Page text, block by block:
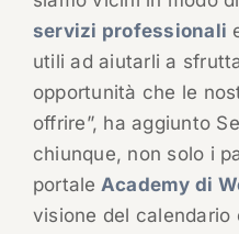
servizi professionali
utili ad aiutarli a
opportunità che le
offrire”, ha aggiunto
chiunque, non solo i
portale Academy di
visione del calendario